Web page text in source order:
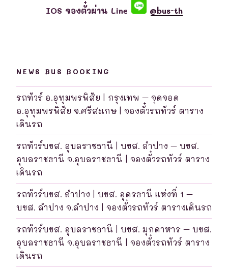
IOS จองตั๋วผ่าน Line
@bus-th
NEWS BUS BOOKING
รถทัวร์ อ.อุทุมพรพิสัย | กรุงเทพ – จุดจอด
อ.อุทุมพรพิสัย จ.ศรีสะเกษ | จองตั๋วรถทัวร์ ตาราง
เดินรถ
รถทัวร์บขส. อุบลราชธานี | บขส. ลำปาง – บขส.
อุบลราชธานี จ.อุบลราชธานี | จองตั๋วรถทัวร์ ตาราง
เดินรถ
รถทัวร์บขส. ลำปาง | บขส. อุดรธานี แห่งที่ 1 –
บขส. ลำปาง จ.ลำปาง | จองตั๋วรถทัวร์ ตารางเดินรถ
รถทัวร์บขส. อุบลราชธานี | บขส. มุกดาหาร – บขส.
อุบลราชธานี จ.อุบลราชธานี | จองตั๋วรถทัวร์ ตาราง
เดินรถ